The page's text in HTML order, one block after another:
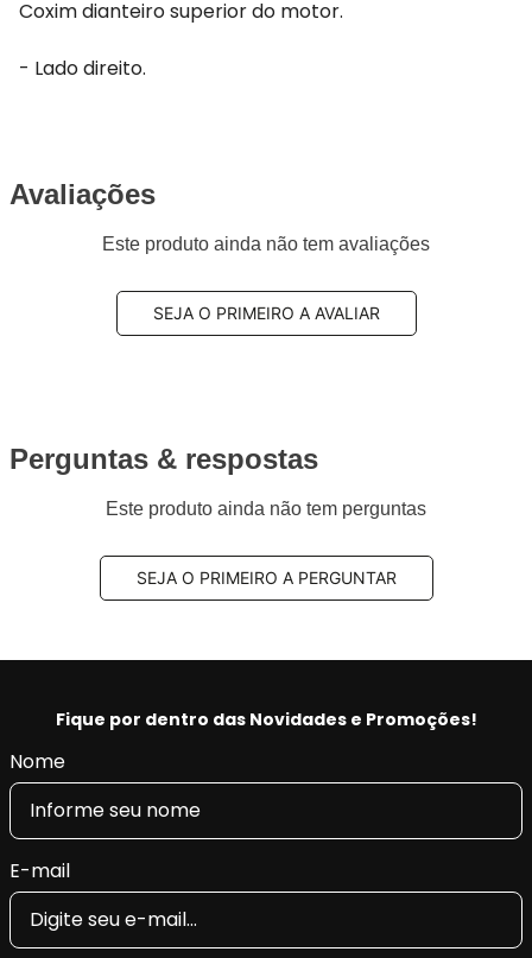
Coxim dianteiro superior do motor.
- Lado direito.
Avaliações
Este produto ainda não tem avaliações
SEJA O PRIMEIRO A AVALIAR
Perguntas & respostas
Este produto ainda não tem perguntas
SEJA O PRIMEIRO A PERGUNTAR
Fique por dentro das Novidades e Promoções!
Nome
E-mail